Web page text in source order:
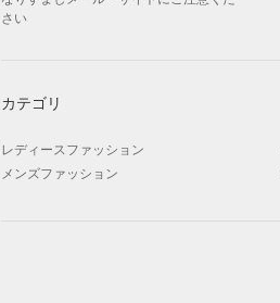
さい
カテゴリ
レディースファッション
メンズファッション